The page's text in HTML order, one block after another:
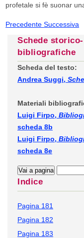
profetale si fè suonar
PrecedenteSuccessiva
Schede storico-
bibliografiche
Scheda del testo:
Andrea Suggi,
Materiali
Luigi Firpo,
scheda 8b
Luigi Firpo,
scheda 8e
Indice
Pagina 181
Pagina 182
Pagina 183